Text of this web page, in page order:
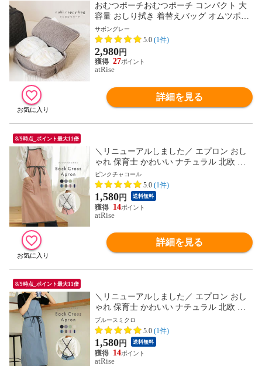
おむつポーチおむつポーチ コンパクト 大
容量 おしり拭き 着替えバッグ オムツポー
チ おむつ入れ ベビー おむつバッグ かわい
い 韓国 ヌビ ナチュラル トラベルポーチ
ポーチ 赤ちゃん シンプル ギフト
サボングレー
5.0 (1件)
2,980円
27
atRise
詳細を見る
8/9時点_ポイント最大11倍
＼リニューアルしました／ エプロン おし
ゃれ 保育士 かわいい ナチュラル 北欧 カ
フェ 韓国 無地 シンプル 保育士 レストラ
ン 美容師 エステ レディース バッククロス
ギフト プレゼント
ピンクチャコール
5.0 (1件)
1,580円 送料無料
14
atRise
詳細を見る
8/9時点_ポイント最大11倍
＼リニューアルしました／ エプロン おし
ゃれ 保育士 かわいい ナチュラル 北欧 カ
フェ 韓国 無地 シンプル 保育士 レストラ
ン 美容師 エステ レディース バッククロス
ギフト プレゼント
ブルースミクロ
5.0 (1件)
1,580円 送料無料
14
atRise